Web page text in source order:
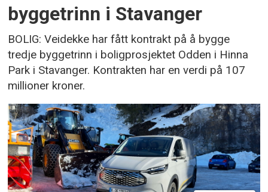
byggetrinn i Stavanger
BOLIG: Veidekke har fått kontrakt på å bygge
tredje byggetrinn i boligprosjektet Odden i Hinna
Park i Stavanger. Kontrakten har en verdi på 107
millioner kroner.